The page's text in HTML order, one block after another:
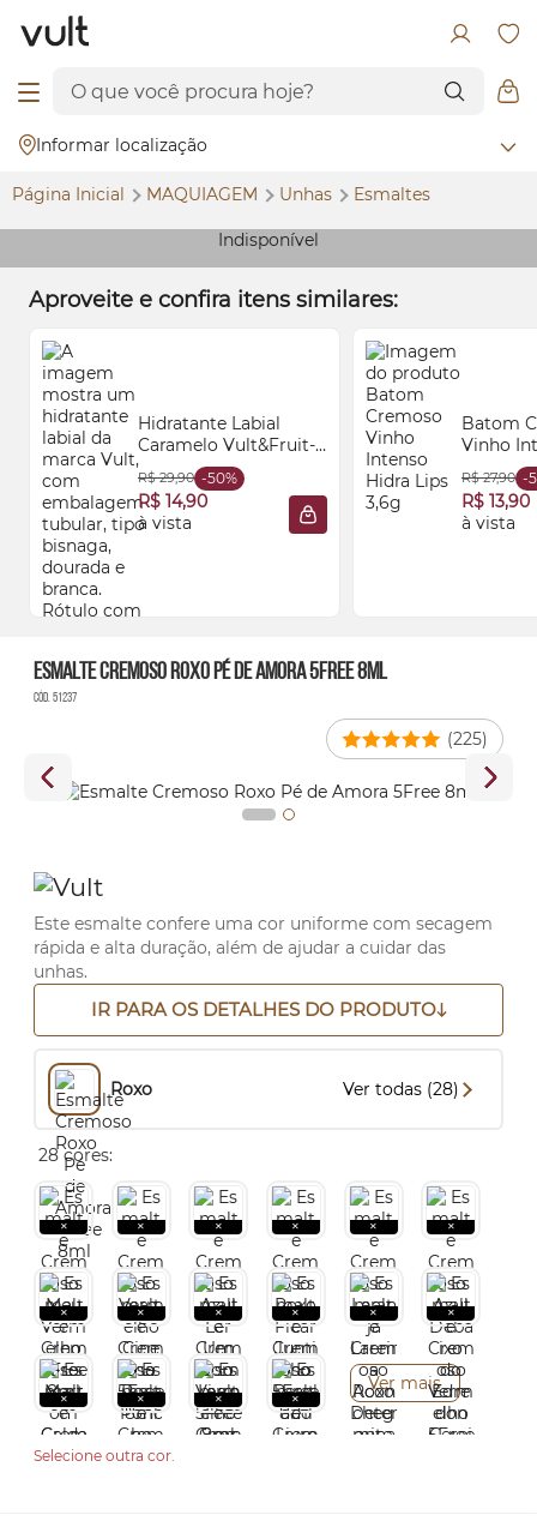
Informar localização
Página Inicial MAQUIAGEM Unhas Esmaltes
Indisponível
Aproveite e confira itens similares:
Hidratante Labial
Caramelo Vult&Fruit-
tella® 8ml
R$ 29,90 -50%
R$ 14,90
à vista
ADICIONAR À SACOLA
Batom
Vinho
Lips 3,6g
R$ 27,90 -
R$ 13,90
à vista
Esmalte Cremoso Roxo Pé de Amora 5Free 8ml
Cód. 51237
(225)
Este esmalte confere uma cor uniforme com secagem
rápida e alta duração, além de ajudar a cuidar das
unhas.
IR PARA OS DETALHES DO PRODUTO
Roxo Ver todas (28)
28 cores:
Ver mais
Selecione outra cor.